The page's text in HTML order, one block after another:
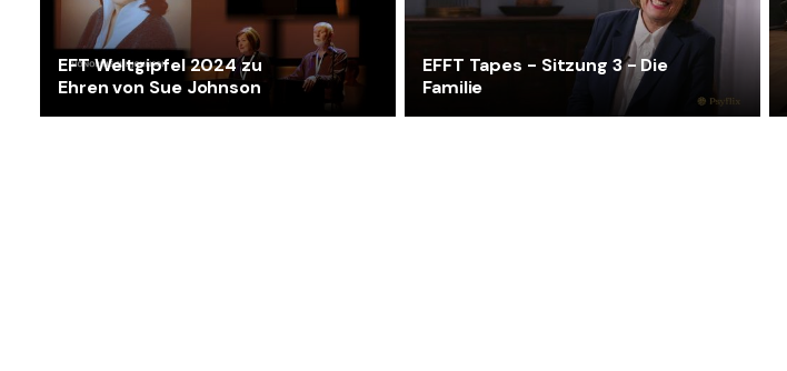
EFT Weltgipfel 2024 zu
Ehren von Sue Johnson
EFFT Tapes - Sitzung 3 - Die
Familie